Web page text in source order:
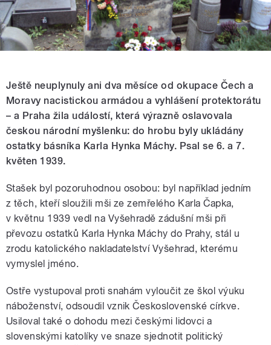
Ještě neuplynuly ani dva měsíce od okupace Čech a
Moravy nacistickou armádou a vyhlášení protektorátu
– a Praha žila událostí, která výrazně oslavovala
českou národní myšlenku: do hrobu byly ukládány
ostatky básníka Karla Hynka Máchy. Psal se 6. a 7.
květen 1939.
Stašek byl pozoruhodnou osobou: byl například jedním
z těch, kteří sloužili mši ze zemřelého Karla Čapka,
v květnu 1939 vedl na Vyšehradě zádušní mši při
převozu ostatků Karla Hynka Máchy do Prahy, stál u
zrodu katolického nakladatelství Vyšehrad, kterému
vymyslel jméno.
Ostře vystupoval proti snahám vyloučit ze škol výuku
náboženství, odsoudil vznik Československé církve.
Usiloval také o dohodu mezi českými lidovci a
slovenskými katolíky ve snaze sjednotit politický